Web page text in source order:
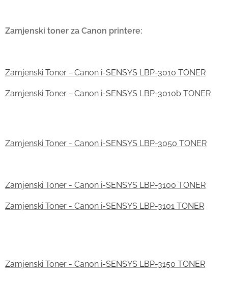
Zamjenski toner za Canon printere:
Zamjenski Toner - Canon i-SENSYS LBP-3010 TONER
Zamjenski Toner - Canon i-SENSYS LBP-3010b TONER
Zamjenski Toner - Canon i-SENSYS LBP-3050 TONER
Zamjenski Toner - Canon i-SENSYS LBP-3100 TONER
Zamjenski Toner - Canon i-SENSYS LBP-3101 TONER
Zamjenski Toner - Canon i-SENSYS LBP-3150 TONER